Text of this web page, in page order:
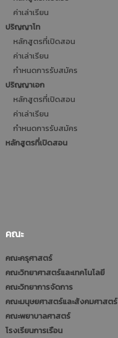
ค่าเล่าเรียน
ปริญญาโท
หลักสูตรที่เปิดสอน
ค่าเล่าเรียน
กำหนดการรับสมัคร
ปริญญาเอก
หลักสูตรที่เปิดสอน
ค่าเล่าเรียน
กำหนดการรับสมัคร
หลักสูตรที่เปิดสอน
คณะ
คณะครุศาสตร์
คณะวิทยาศาสตร์และเทคโนโลยี
คณะวิทยาการจัดการ
คณะมนุษยศาสตร์และสังคมศาสตร์
คณะพยาบาลศาสตร์
โรงเรียนการเรือน